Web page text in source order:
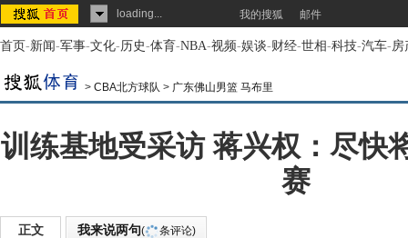
loading... 我的搜狐 邮件
首页-新闻-军事-文化-历史-体育-NBA-视频-娱谈-财经-世相-科技-汽车-房
> CBA北方球队 > 广东佛山男篮 马布里
训练基地受采访 蒋兴权：尽快
赛
正文 我来说两句( 条评论)